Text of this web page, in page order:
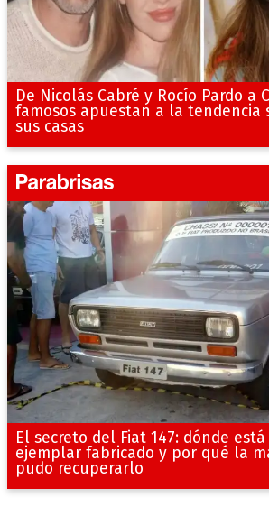
De Nicolás Cabré y Rocío Pardo a
famosos apuestan a la tendencia
sus casas
El secreto del Fiat 147: dónde
ejemplar fabricado y por qué la
pudo recuperarlo